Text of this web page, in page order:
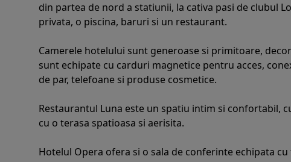
din partea de nord a statiunii, la cativa pasi de clubul
privata, o piscina, baruri si un restaurant.
Camerele hotelului sunt generoase si primitoare,
sunt echipate cu carduri magnetice pentru acces,
de par, telefoane si produse cosmetice.
Restaurantul Luna este un spatiu intim si confortabil,
cu o terasa spatioasa si aerisita.
Hotelul Opera ofera si o sala de conferinte echipata